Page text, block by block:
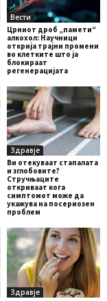
Вести
Црниот дроб „памети“
алкохол: Научници
открија трајни промени
во клетките што ја
блокираат
регенерацијата
Здравје
Ви отекуваат стапалата
и зглобовите?
Стручњаците
откриваат кога
симптомот може да
укажува на посериозен
проблем
Здравје